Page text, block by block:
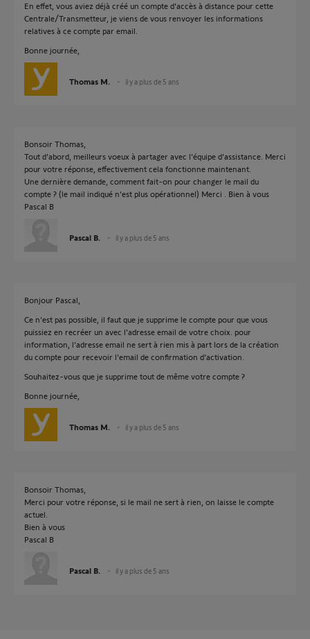
En effet, vous aviez déjà créé un compte d'accès à distance pour cette
Centrale/Transmetteur, je viens de vous renvoyer les informations
relatives à ce compte par email.
Bonne journée,
Thomas M. il y a plus de 5 ans
Bonsoir Thomas,
Tout d'abord, meilleurs voeux à partager avec l'équipe d'assistance. Merci
pour votre réponse, effectivement cela fonctionne maintenant.
Une dernière demande, comment fait-on pour changer le mail du
compte ? (le mail indiqué n'est plus opérationnel) Merci . Bien à vous
Pascal B
Pascal B. il y a plus de 5 ans
Bonjour Pascal,
Ce n'est pas possible, il faut que je supprime le compte pour que vous
puissiez en recréer un avec l'adresse email de votre choix. pour
information, l'adresse email ne sert à rien mis à part lors de la création
du compte pour recevoir l'email de confirmation d'activation.
Souhaitez-vous que je supprime tout de même votre compte ?
Bonne journée,
Thomas M. il y a plus de 5 ans
Bonsoir Thomas,
Merci pour votre réponse, si le mail ne sert à rien, on laisse le compte
actuel.
Bien à vous
Pascal B
Pascal B. il y a plus de 5 ans